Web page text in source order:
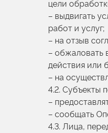
цели
– выдвигать
работ и услуг;
– на отзыв
– обжаловать
действия или
– на
4.2. Субъекты
–
– сообщать
4.3. Лица,